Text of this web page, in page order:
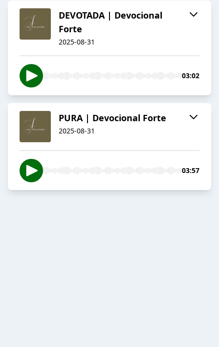
DEVOTADA | Devocional
Forte
2025-08-31
03:02
PURA | Devocional Forte
2025-08-31
03:57